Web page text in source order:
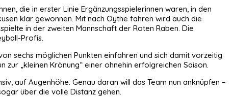
die in erster Linie Ergänzungsspielerinnen waren, in den
klar gewonnen. Mit nach Oythe fahren wird auch die
in der zweiten Mannschaft der Roten Raben. Die
Profis.
sechs möglichen Punkten einfahren und sich damit vorzeitig
„kleinen Krönung“ einer ohnehin erfolgreichen Saison.
auf Augenhöhe. Genau daran will das Team nun anknüpfen –
über die volle Distanz gehen.